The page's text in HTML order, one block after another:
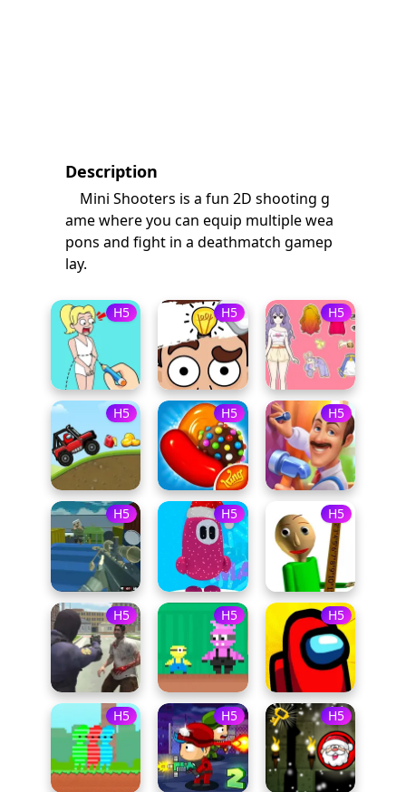
Description
Mini Shooters is a fun 2D shooting g
ame where you can equip multiple wea
pons and fight in a deathmatch gamep
lay.
H5 H5 H5
H5 H5 H5
H5 H5 H5
H5 H5 H5
H5 H5 H5